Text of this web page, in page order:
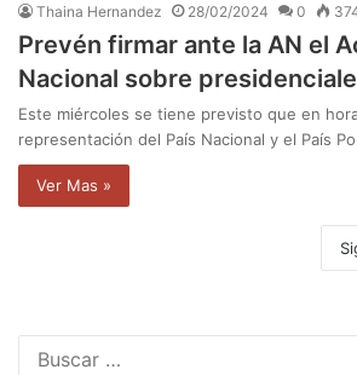
Thaina Hernandez 28/02/2024 0
Prevén firmar ante la AN el
Nacional sobre
Este miércoles se tiene previsto que en
representación del País Nacional y el País
Ver Mas »